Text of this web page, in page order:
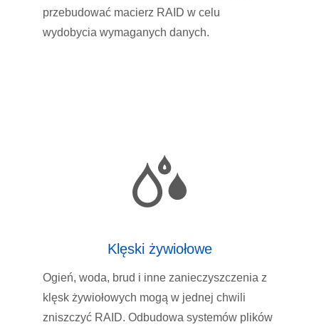
przebudować macierz RAID w celu
wydobycia wymaganych danych.
Klęski żywiołowe
Ogień, woda, brud i inne zanieczyszczenia z
klęsk żywiołowych mogą w jednej chwili
zniszczyć RAID. Odbudowa systemów plików